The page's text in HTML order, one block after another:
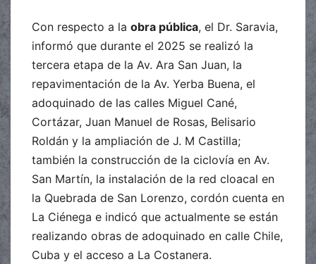
Con respecto a la obra pública, el Dr. Saravia,
informó que durante el 2025 se realizó la
tercera etapa de la Av. Ara San Juan, la
repavimentación de la Av. Yerba Buena, el
adoquinado de las calles Miguel Cané,
Cortázar, Juan Manuel de Rosas, Belisario
Roldán y la ampliación de J. M Castilla;
también la construcción de la ciclovía en Av.
San Martín, la instalación de la red cloacal en
la Quebrada de San Lorenzo, cordón cuenta en
La Ciénega e indicó que actualmente se están
realizando obras de adoquinado en calle Chile,
Cuba y el acceso a La Costanera.